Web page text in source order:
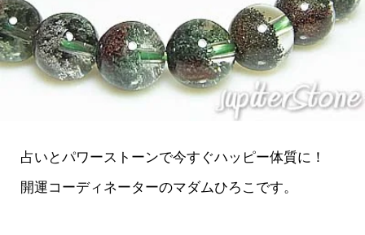
占いとパワーストーンで今すぐハッピー体質に！
開運コーディネーターのマダムひろこです。